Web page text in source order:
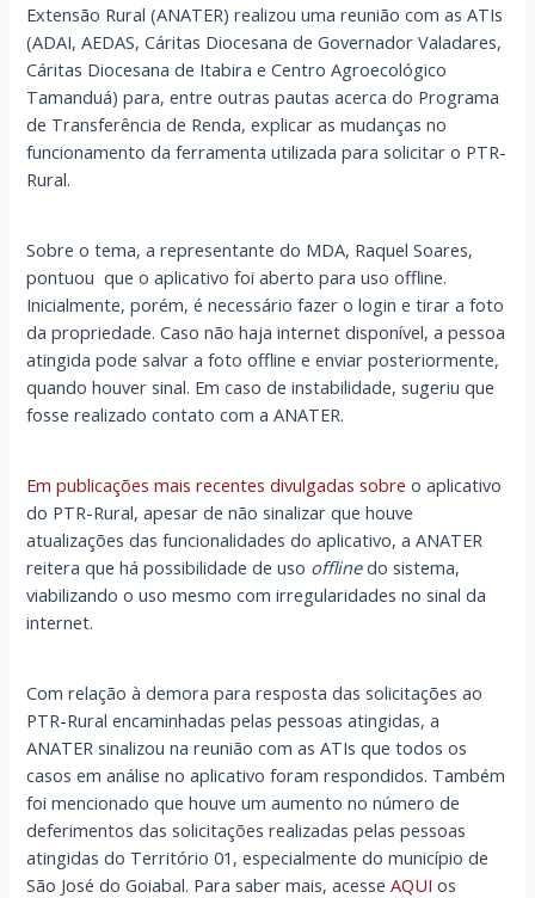
Extensão Rural (ANATER) realizou uma reunião com as ATIs
(ADAI, AEDAS, Cáritas Diocesana de Governador Valadares,
Cáritas Diocesana de Itabira e Centro Agroecológico
Tamanduá) para, entre outras pautas acerca do Programa
de Transferência de Renda, explicar as mudanças no
funcionamento da ferramenta utilizada para solicitar o PTR-
Rural.
Sobre o tema, a representante do MDA, Raquel Soares,
pontuou que o aplicativo foi aberto para uso offline.
Inicialmente, porém, é necessário fazer o login e tirar a foto
da propriedade. Caso não haja internet disponível, a pessoa
atingida pode salvar a foto offline e enviar posteriormente,
quando houver sinal. Em caso de instabilidade, sugeriu que
fosse realizado contato com a ANATER.
Em publicações mais recentes divulgadas sobre o aplicativo
do PTR-Rural, apesar de não sinalizar que houve
atualizações das funcionalidades do aplicativo, a ANATER
reitera que há possibilidade de uso offlinedo sistema,
viabilizando o uso mesmo com irregularidades no sinal da
internet.
Com relação à demora para resposta das solicitações ao
PTR-Rural encaminhadas pelas pessoas atingidas, a
ANATER sinalizou na reunião com as ATIs que todos os
casos em análise no aplicativo foram respondidos. Também
foi mencionado que houve um aumento no número de
deferimentos das solicitações realizadas pelas pessoas
atingidas do Território 01, especialmente do município de
São José do Goiabal. Para saber mais, acesseAQUI os